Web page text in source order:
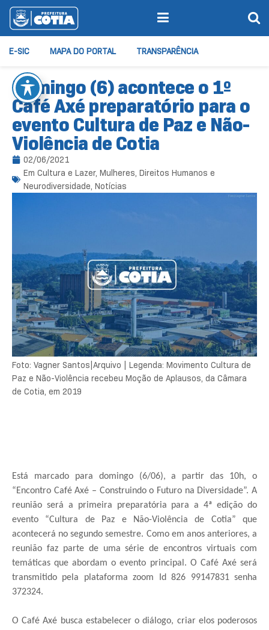
E-SIC MAPA DO PORTAL TRANSPARÊNCIA
Domingo (6) acontece o 1º
Café Axé preparatório para o
evento Cultura de Paz e Não-
Violência de Cotia
02/06/2021
Em Cultura e Lazer, Mulheres, Direitos Humanos e
Neurodiversidade, Notícias
Foto: Vagner Santos|Arquivo | Legenda: Movimento Cultura de
Paz e Não-Violência recebeu Moção de Aplausos, da Câmara
de Cotia, em 2019
Está marcado para domingo (6/06), a partir das 10h, o
“Encontro Café Axé – Construindo o Futuro na Diversidade”. A
reunião será a primeira preparatória para a 4ª edição do
evento “Cultura de Paz e Não-Violência de Cotia” que
acontecerá no segundo semestre. Como em anos anteriores, a
reunião faz parte de uma série de encontros virtuais com
temáticas que abordam o evento principal. O Café Axé será
transmitido pela plataforma zoom Id 826 99147831 senha
372324.
O Café Axé busca estabelecer o diálogo, criar elos poderosos